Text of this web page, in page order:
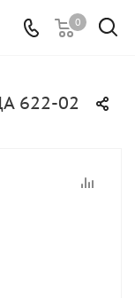
0
622-02